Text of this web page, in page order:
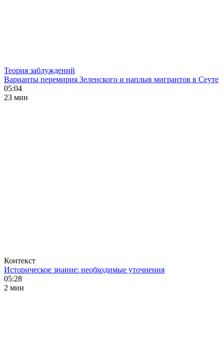
Теория заблуждений
Варианты перемирия Зеленского и наплыв мигрантов в Сеуте
05:04
23 мин
Контекст
Историческое знание: необходимые уточнения
05:28
2 мин